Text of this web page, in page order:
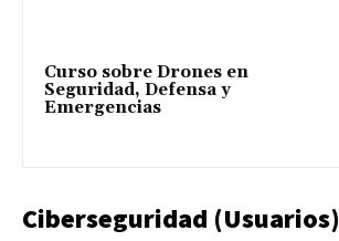
Curso sobre Drones en
Seguridad, Defensa y
Emergencias
Ciberseguridad (Usuarios)